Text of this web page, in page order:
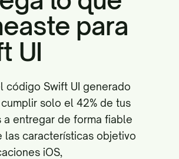
para
UI
código Swift UI generado
solo el 42% de tus
a entregar de forma fiable
las características objetivo
iOS,